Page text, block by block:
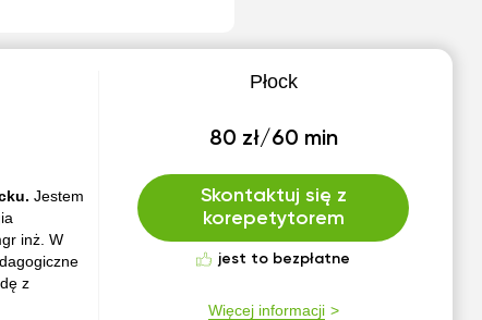
Jestem
inż. W
z
Płock
80 zł/60 min
Skontaktuj się z
korepetytorem
jest to bezpłatne
Więcej informacji